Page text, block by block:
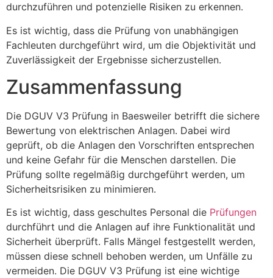
durchzuführen und potenzielle Risiken zu erkennen.
Es ist wichtig, dass die Prüfung von unabhängigen
Fachleuten durchgeführt wird, um die Objektivität und
Zuverlässigkeit der Ergebnisse sicherzustellen.
Zusammenfassung
Die DGUV V3 Prüfung in Baesweiler betrifft die sichere
Bewertung von elektrischen Anlagen. Dabei wird
geprüft, ob die Anlagen den Vorschriften entsprechen
und keine Gefahr für die Menschen darstellen. Die
Prüfung sollte regelmäßig durchgeführt werden, um
Sicherheitsrisiken zu minimieren.
Es ist wichtig, dass geschultes Personal die Prüfungen
durchführt und die Anlagen auf ihre Funktionalität und
Sicherheit überprüft. Falls Mängel festgestellt werden,
müssen diese schnell behoben werden, um Unfälle zu
vermeiden. Die DGUV V3 Prüfung ist eine wichtige